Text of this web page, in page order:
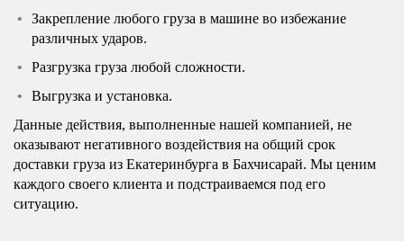
Закрепление любого груза в машине во избежание
различных ударов.
Разгрузка груза любой сложности.
Выгрузка и установка.
Данные действия, выполненные нашей компанией, не
оказывают негативного воздействия на общий срок
доставки груза из Екатеринбурга в Бахчисарай. Мы ценим
каждого своего клиента и подстраиваемся под его
ситуацию.